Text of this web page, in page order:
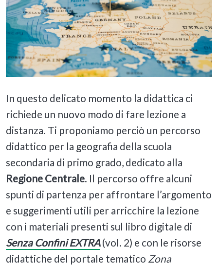
In questo delicato momento la didattica ci
richiede un nuovo modo di fare lezione a
distanza. Ti proponiamo perciò un percorso
didattico per la geografia della scuola
secondaria di primo grado, dedicato alla
Regione Centrale. Il percorso offre alcuni
spunti di partenza per affrontare l’argomento
e suggerimenti utili per arricchire la lezione
con i materiali presenti sul libro digitale di
Senza ConfiniEXTRA(vol. 2) e con le risorse
didattiche del portale tematico Zona